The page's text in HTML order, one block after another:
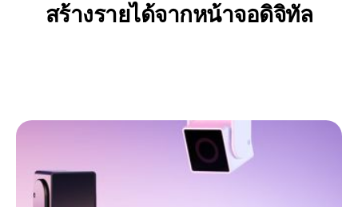
สร้างรายได้จากหน้าจอดิจิทัล